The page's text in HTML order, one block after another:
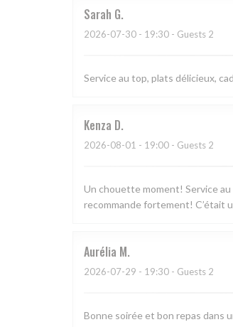
Sarah G
2026-07-30 - 19:30 - Guests 2
Service au top, plats délicieux,
Kenza D
2026-08-01 - 19:00 - Guests 2
Un chouette moment! Service
recommande fortement! C’était
Aurélia M
2026-07-29 - 19:30 - Guests 2
Bonne soirée et bon repas dans